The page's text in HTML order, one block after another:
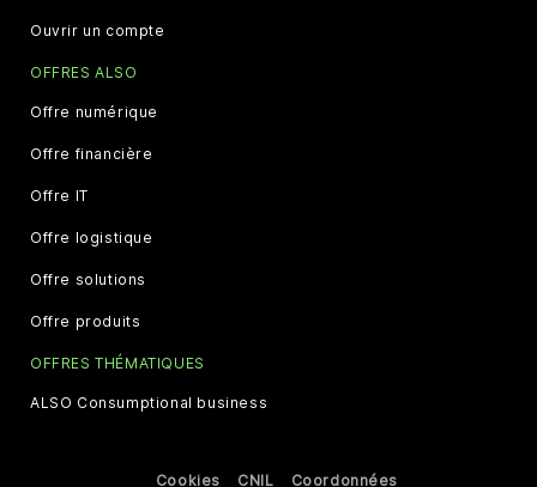
Ouvrir un compte
OFFRES ALSO
Offre numérique
Offre financière
Offre IT
Offre logistique
Offre solutions
Offre produits
OFFRES THÉMATIQUES
ALSO Consumptional business
Cookies CNIL Coordonnées